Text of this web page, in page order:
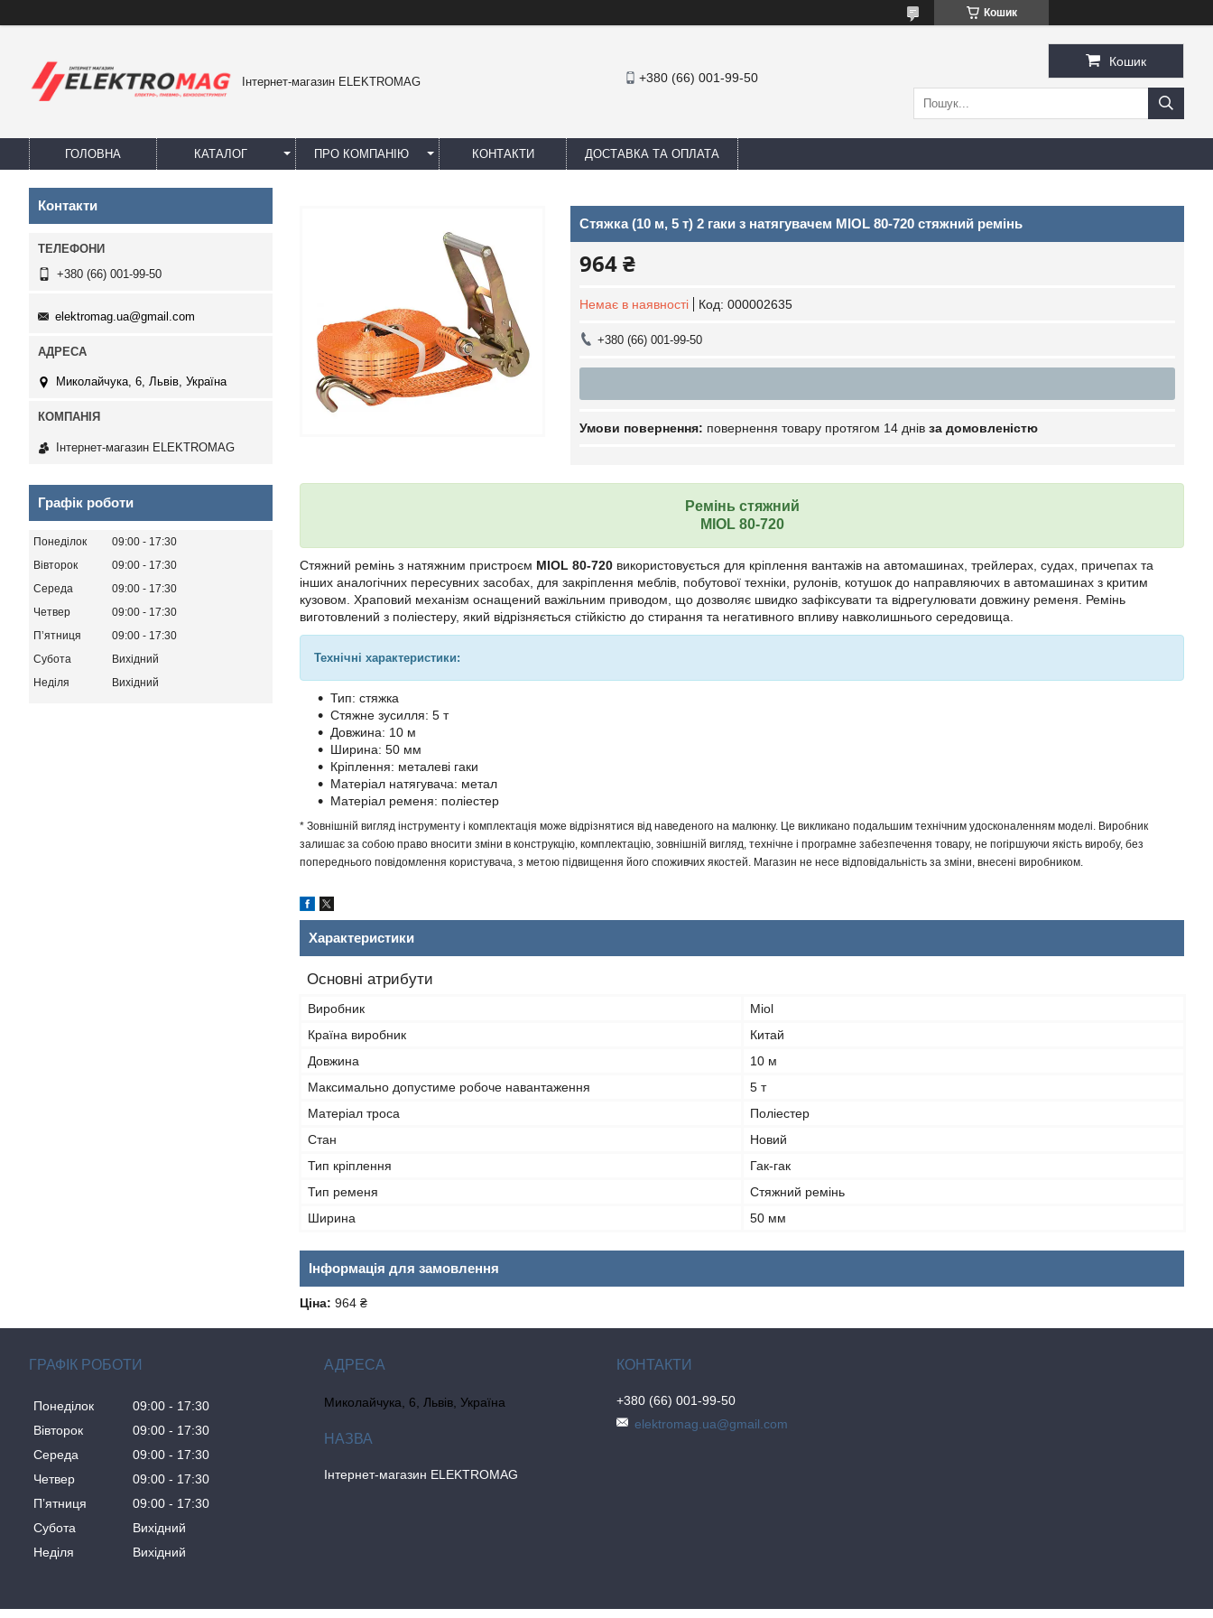
Кошик
Інтернет-магазин ELEKTROMAG +380 (66) 001-99-50
Кошик
ГОЛОВНА КАТАЛОГ ПРО КОМПАНІЮ КОНТАКТИ ДОСТАВКА ТА ОПЛАТА
Стяжка (10 м, 5 т) 2 гаки з натягувачем MIOL 80-720 стяжний ремінь
964 ₴
Немає в наявності Код: 000002635
+380 (66) 001-99-50
повернення товару протягом 14 днів за домовленістю
Ремінь стяжний
MIOL 80-720
Стяжний ремінь з натяжним пристроєм MIOL 80-720 використовується для кріплення вантажів на автомашинах, трейлерах, судах, причепах та
інших аналогічних пересувних засобах, для закріплення меблів, побутової техніки, рулонів, котушок до направляючих в автомашинах з критим
кузовом. Храповий механізм оснащений важільним приводом, що дозволяє швидко зафіксувати та відрегулювати довжину ременя. Ремінь
виготовлений з поліестеру, який відрізняється стійкістю до стирання та негативного впливу навколишнього середовища.
Технічні характеристики:
Тип: стяжка
Стяжне зусилля: 5 т
Довжина: 10 м
Ширина: 50 мм
Кріплення: металеві гаки
Матеріал натягувача: метал
Матеріал ременя: поліестер
* Зовнішній вигляд інструменту і комплектація може відрізнятися від наведеного на малюнку. Це викликано подальшим технічним удосконаленням моделі. Виробник
залишає за собою право вносити зміни в конструкцію, комплектацію, зовнішній вигляд, технічне і програмне забезпечення товару, не погіршуючи якість виробу, без
попереднього повідомлення користувача, з метою підвищення його споживчих якостей. Магазин не несе відповідальність за зміни, внесені виробником.
Характеристики
Основні атрибути
Виробник
Miol
Країна виробник
Китай
Довжина
10 м
Максимально допустиме робоче навантаження
5 т
Матеріал троса
Поліестер
Стан
Новий
Тип кріплення
Гак-гак
Тип ременя
Стяжний ремінь
Ширина
50 мм
Інформація для замовлення
Ціна: 964 ₴
Контакти
+380 (66) 001-99-50
elektromag.ua@gmail.com
Миколайчука, 6, Львів, Україна
Інтернет-магазин ELEKTROMAG
Графік роботи
Понеділок 09:00
17:30
Вівторок
09:00
17:30
Середа
09:00
17:30
Четвер
09:00
17:30
Пʼятниця
09:00
17:30
Субота
Вихідний
Неділя
Вихідний
ГРАФІК РОБОТИ
Понеділок 09:00
17:30
Вівторок
09:00
17:30
Середа
09:00
17:30
Четвер
09:00
17:30
Пʼятниця
09:00
17:30
Субота
Вихідний
Неділя
Вихідний
Миколайчука, 6, Львів, Україна
Інтернет-магазин ELEKTROMAG
+380 (66) 001-99-50
elektromag.ua@gmail.com